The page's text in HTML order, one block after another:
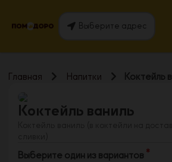
Выберите адрес
Главная Напитки Коктейль
Коктейль ваниль
Выберите один из вариантов